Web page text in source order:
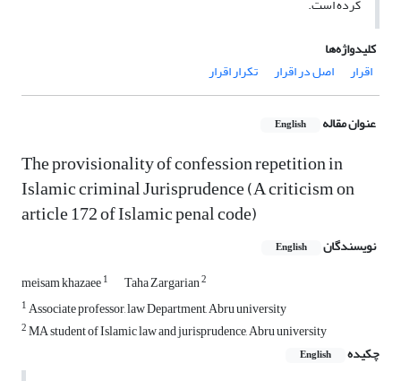
کرده است.
کلیدواژه‌ها
اقرار
اصل در اقرار تکرار اقرار
عنوان مقاله English
The provisionality of confession repetition in
Islamic criminal Jurisprudence (A criticism on
article 172 of Islamic penal code)
نویسندگان English
meisam khazaee1 Taha Zargarian2
1Associate professor, law Department, Abru university
2MA student of Islamic law and jurisprudence, Abru university
چکیده
English